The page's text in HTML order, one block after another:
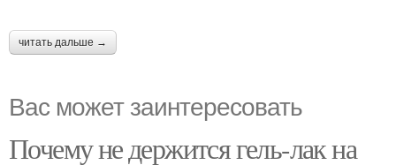
читать дальше →
Вас может заинтересовать
Почему не держится гель-лак на